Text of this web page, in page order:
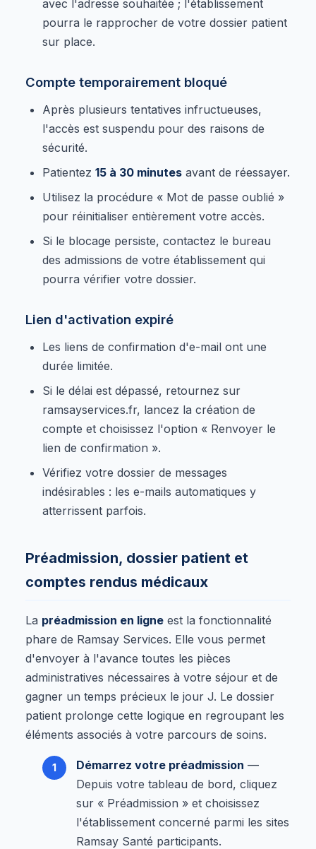
avec l'adresse souhaitée ; l'établissement
pourra le rapprocher de votre dossier patient
sur place.
Compte temporairement bloqué
Après plusieurs tentatives infructueuses,
l'accès est suspendu pour des raisons de
sécurité.
Patientez 15 à 30 minutes avant de réessayer.
Utilisez la procédure « Mot de passe oublié »
pour réinitialiser entièrement votre accès.
Si le blocage persiste, contactez le bureau
des admissions de votre établissement qui
pourra vérifier votre dossier.
Lien d'activation expiré
Les liens de confirmation d'e-mail ont une
durée limitée.
Si le délai est dépassé, retournez sur
ramsayservices.fr, lancez la création de
compte et choisissez l'option « Renvoyer le
lien de confirmation ».
Vérifiez votre dossier de messages
indésirables : les e-mails automatiques y
atterrissent parfois.
Préadmission, dossier patient et
comptes rendus médicaux
La préadmission en ligne est la fonctionnalité
phare de Ramsay Services. Elle vous permet
d'envoyer à l'avance toutes les pièces
administratives nécessaires à votre séjour et de
gagner un temps précieux le jour J. Le dossier
patient prolonge cette logique en regroupant les
éléments associés à votre parcours de soins.
Démarrez votre préadmission —
Depuis votre tableau de bord, cliquez
sur « Préadmission » et choisissez
l'établissement concerné parmi les sites
Ramsay Santé participants.